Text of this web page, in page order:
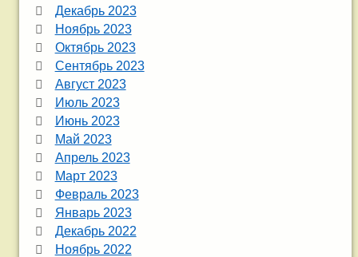
Декабрь 2023
Ноябрь 2023
Октябрь 2023
Сентябрь 2023
Август 2023
Июль 2023
Июнь 2023
Май 2023
Апрель 2023
Март 2023
Февраль 2023
Январь 2023
Декабрь 2022
Ноябрь 2022